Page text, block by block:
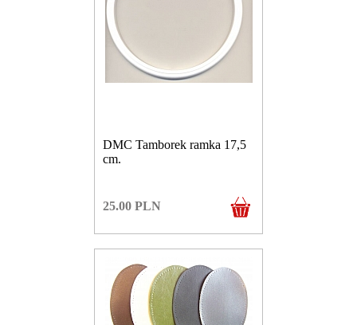
DMC Tamborek ramka 17,5
cm.
25.00 PLN